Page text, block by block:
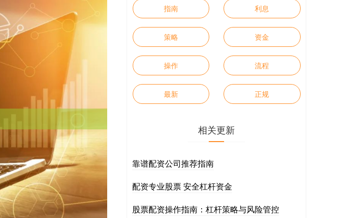
指南 利息
策略 资金
操作 流程
最新 正规
相关更新
靠谱配资公司推荐指南
配资专业股票 安全杠杆资金
股票配资操作指南：杠杆策略与风险管控